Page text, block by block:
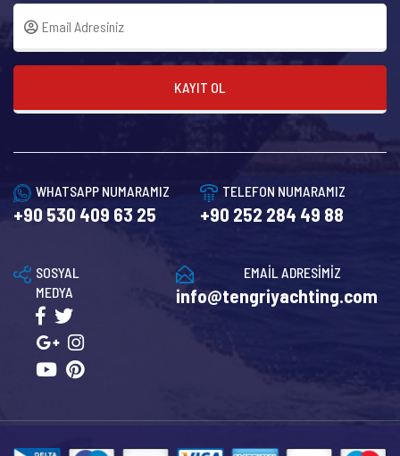
KAYIT OL
WHATSAPP NUMARAMIZ
+90 530 409 63 25
TELEFON NUMARAMIZ
+90 252 284 49 88
EMAİL ADRESİMİZ
info@tengriyachting.com
SOSYAL
MEDYA